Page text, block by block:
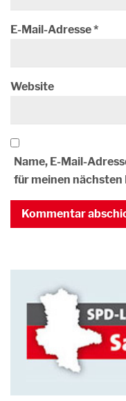
E-Mail-Adresse*
Website
Name, E-Mail-
für meinen